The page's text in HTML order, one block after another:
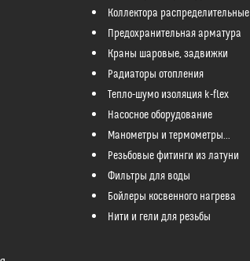
Коллектора распределительные
Предохранительная арматура
Краны шаровые, задвижки
Радиаторы отопления
Тепло-шумо изоляция k-flex
Насосное оборудование
Манометры и термометры...
Резьбовые фитинги из латуни
Фильтры для воды
Бойлеры косвенного нагрева
Нити и гели для резьбы